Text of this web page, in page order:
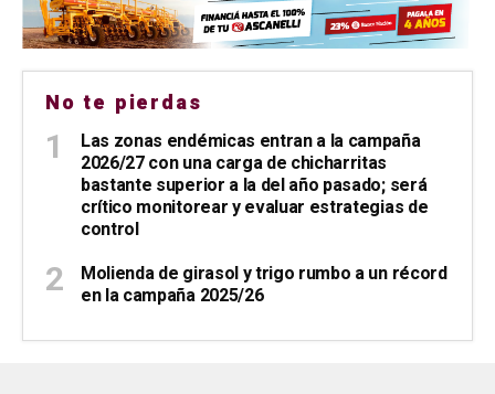
No te pierdas
Las zonas endémicas entran a la campaña
2026/27 con una carga de chicharritas
bastante superior a la del año pasado; será
crítico monitorear y evaluar estrategias de
control
Molienda de girasol y trigo rumbo a un récord
en la campaña 2025/26